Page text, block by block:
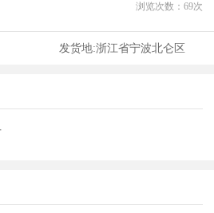
浏览次数： 69次
发货地:浙江省宁波北仑区